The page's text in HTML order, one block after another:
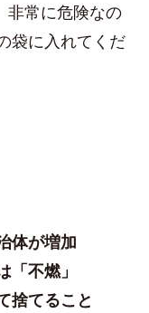
非常に危険なの
袋に入れてくだ
体が増加
「不燃」
捨てること